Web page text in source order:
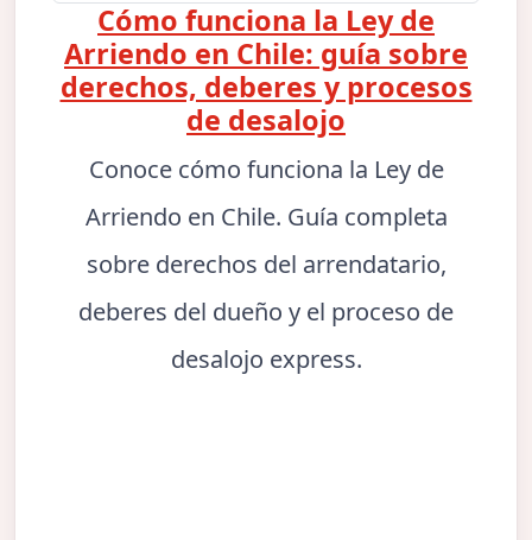
Cómo funciona la Ley de
Arriendo en Chile: guía sobre
derechos, deberes y procesos
de desalojo
Conoce cómo funciona la Ley de
Arriendo en Chile. Guía completa
sobre derechos del arrendatario,
deberes del dueño y el proceso de
desalojo express.